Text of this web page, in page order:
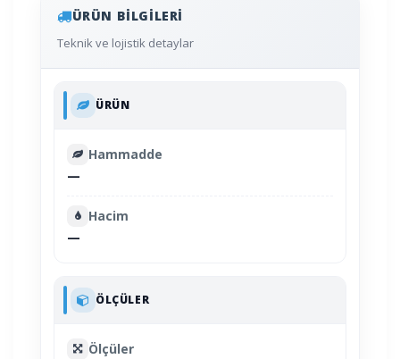
ÜRÜN BILGILERI
Teknik ve lojistik detaylar
ÜRÜN
Hammadde
—
Hacim
—
ÖLÇÜLER
Ölçüler